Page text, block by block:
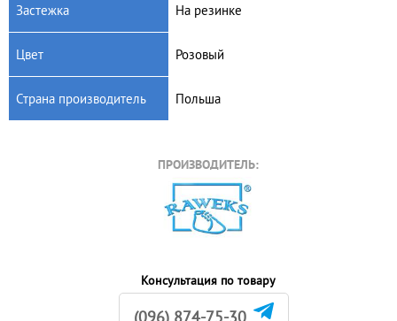
Застежка На резинке
Цвет Розовый
Страна производитель Польша
ПРОИЗВОДИТЕЛЬ:
Консультация по товару
(096) 874-75-30